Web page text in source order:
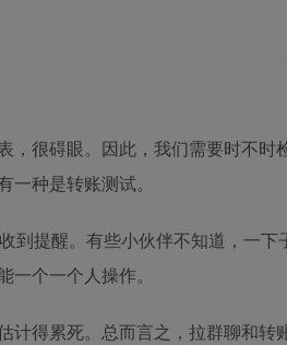
很碍眼。因此，我们需要时不时
种是转账测试。
提醒。有些小伙伴不知道，一
个一个人操作。
得累死。总而言之，拉群聊和转